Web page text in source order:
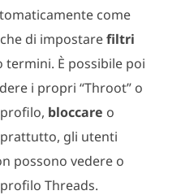
come
di impostarefiltri
È possibile poi
i propri “Throot” o
bloccare o
gli utenti
possono vedere o
Threads.